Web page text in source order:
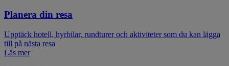
Planera din resa
Upptäck hotell, hyrbilar, rundturer och aktiviteter som du kan lägga
till på nästa resa
Läs mer